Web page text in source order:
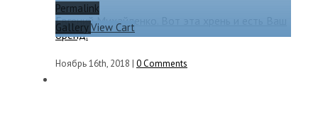
Permalink
GalleryView Cart
Евгений Михайленко. Вот эта хрень и есть Ваш
бренд.
Ноябрь 16th, 2018 | 0 Comments